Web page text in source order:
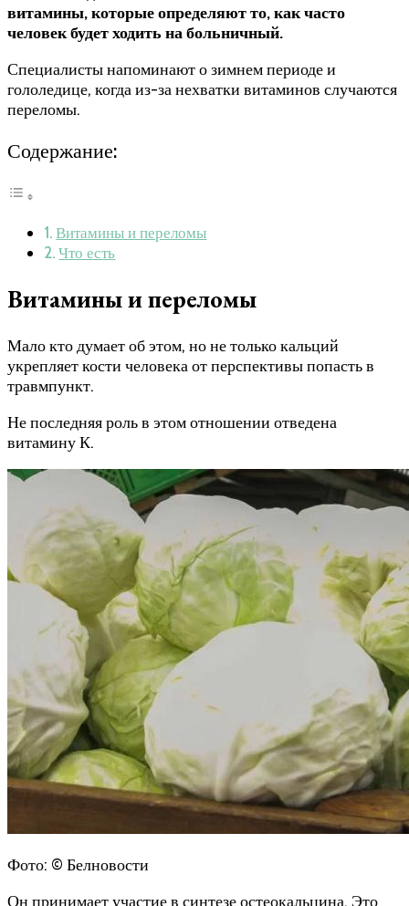
витамины, которые определяют то, как часто
человек будет ходить на больничный.
Специалисты напоминают о зимнем периоде и
гололедице, когда из-за нехватки витаминов случаются
переломы.
Содержание:
Витамины и переломы
Что есть
Витамины и переломы
Мало кто думает об этом, но не только кальций
укрепляет кости человека от перспективы попасть в
травмпункт.
Не последняя роль в этом отношении отведена
витамину К.
Фото: © Белновости
Он принимает участие в синтезе остеокальцина. Это